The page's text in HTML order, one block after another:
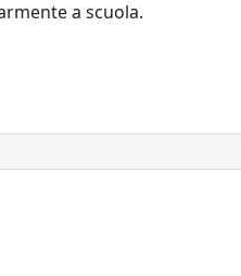
a scuola.